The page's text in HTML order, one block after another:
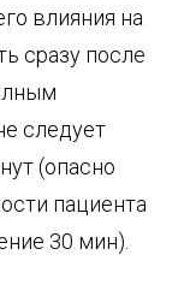
влияния на
сразу после
следует
(опасно
пациента
30 мин).